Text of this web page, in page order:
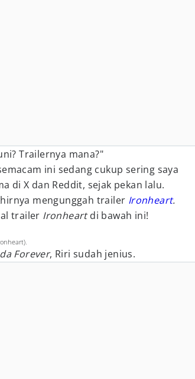
Trailernya mana?"
ini sedang cukup sering saya
di X dan Reddit, sejak pekan lalu.
mengunggah trailer Ironheart.
trailer Ironheartdi bawah ini!
Forever, Riri sudah jenius.